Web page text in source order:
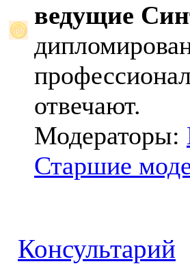
ведущие
отвечают.
Модераторы:
Старшие
Консультарий